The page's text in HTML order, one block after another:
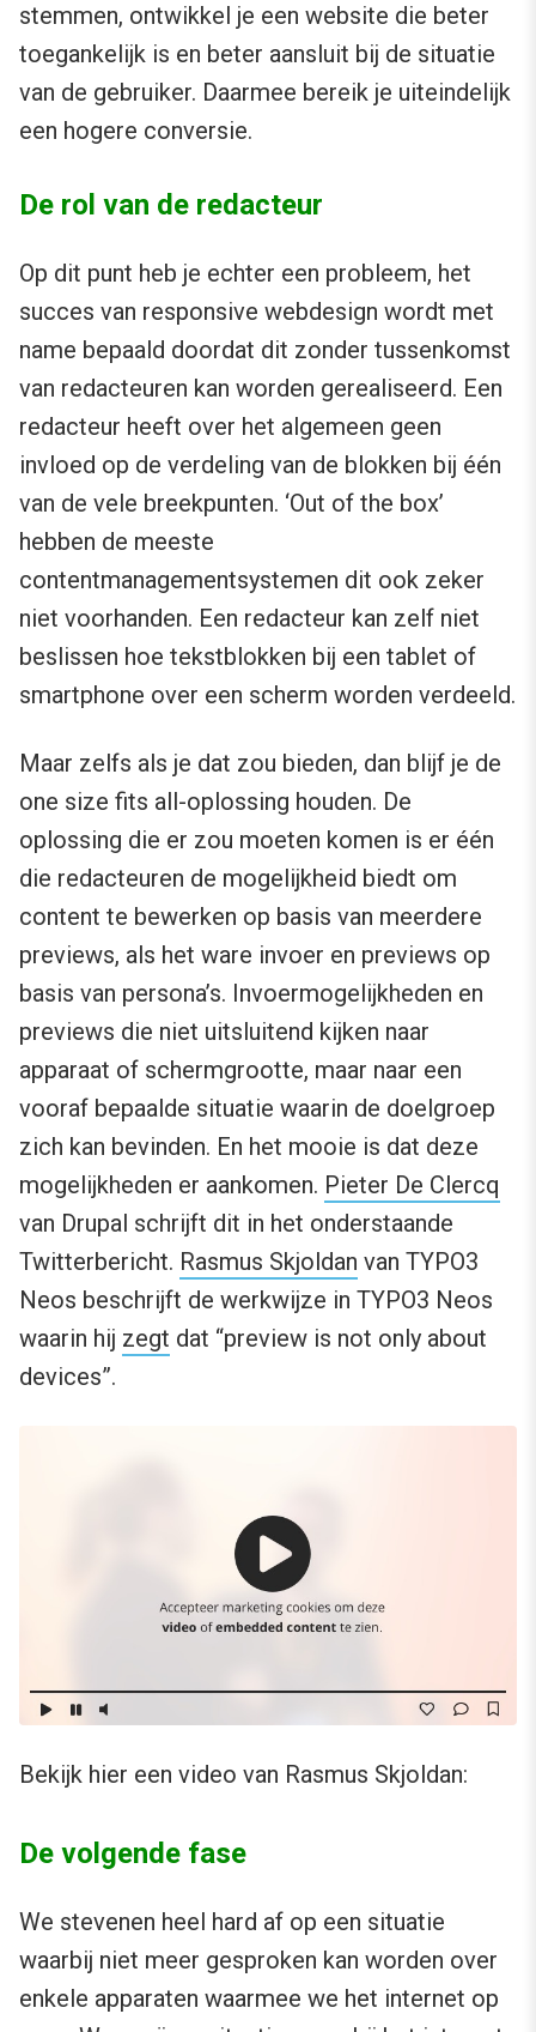
stemmen, ontwikkel je een website die beter
toegankelijk is en beter aansluit bij de situatie
van de gebruiker. Daarmee bereik je uiteindelijk
een hogere conversie.
De rol van de redacteur
Op dit punt heb je echter een probleem, het
succes van responsive webdesign wordt met
name bepaald doordat dit zonder tussenkomst
van redacteuren kan worden gerealiseerd. Een
redacteur heeft over het algemeen geen
invloed op de verdeling van de blokken bij één
van de vele breekpunten. ‘Out of the box’
hebben de meeste
contentmanagementsystemen dit ook zeker
niet voorhanden. Een redacteur kan zelf niet
beslissen hoe tekstblokken bij een tablet of
smartphone over een scherm worden verdeeld.
Maar zelfs als je dat zou bieden, dan blijf je de
one size fits all-oplossing houden. De
oplossing die er zou moeten komen is er één
die redacteuren de mogelijkheid biedt om
content te bewerken op basis van meerdere
previews, als het ware invoer en previews op
basis van persona’s. Invoermogelijkheden en
previews die niet uitsluitend kijken naar
apparaat of schermgrootte, maar naar een
vooraf bepaalde situatie waarin de doelgroep
zich kan bevinden. En het mooie is dat deze
mogelijkheden er aankomen. Pieter De Clercq
van Drupal schrijft dit in het onderstaande
Twitterbericht. Rasmus Skjoldan van TYPO3
Neos beschrijft de werkwijze in TYPO3 Neos
waarin hij zegt dat “preview is not only about
devices”.
Bekijk hier een video van Rasmus Skjoldan:
De volgende fase
We stevenen heel hard af op een situatie
waarbij niet meer gesproken kan worden over
enkele apparaten waarmee we het internet op